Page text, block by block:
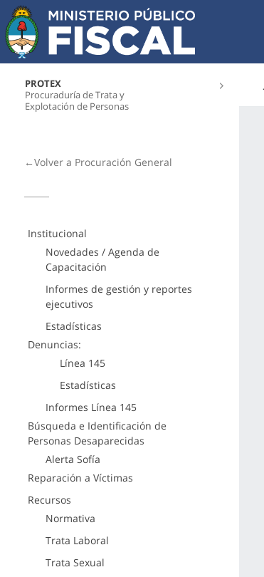
PROTEX
Procuraduría de Trata y
Explotación de Personas
←Volver a Procuración General
Institucional
Novedades / Agenda de
Capacitación
Informes de gestión y reportes
ejecutivos
Estadísticas
Denuncias:
Línea 145
Estadísticas
Informes Línea 145
Búsqueda e Identificación de
Personas Desaparecidas
Alerta Sofía
Reparación a Víctimas
Recursos
Normativa
Trata Laboral
Trata Sexual